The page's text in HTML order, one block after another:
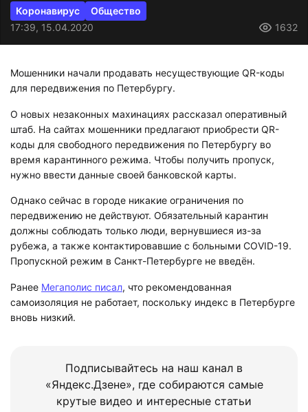
Коронавирус
Общество
17:39, 15.04.2020
1632
Мошенники начали продавать несуществующие QR-коды
для передвижения по Петербургу.
О новых незаконных махинациях рассказал оперативный
штаб. На сайтах мошенники предлагают приобрести QR-
коды для свободного передвижения по Петербургу во
время карантинного режима. Чтобы получить пропуск,
нужно ввести данные своей банковской карты.
Однако сейчас в городе никакие ограничения по
передвижению не действуют. Обязательный карантин
должны соблюдать только люди, вернувшиеся из-за
рубежа, а также контактировавшие с больными COVID-19.
Пропускной режим в Санкт-Петербурге не введён.
Ранее Мегаполис писал, что рекомендованная
самоизоляция не работает, поскольку индекс в Петербурге
вновь низкий.
Подписывайтесь на наш канал в
«Яндекс.Дзене», где собираются самые
крутые видео и интересные статьи